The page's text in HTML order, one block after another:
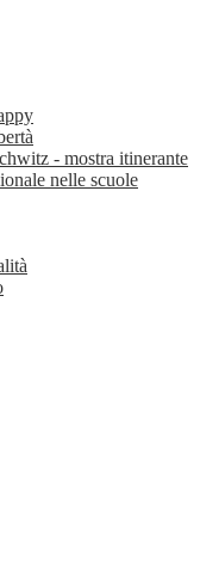
- mostra itinerante
nelle scuole